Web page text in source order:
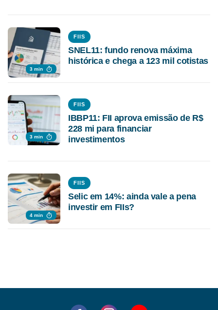
3 min
FIIS
SNEL11: fundo renova máxima
histórica e chega a 123 mil cotistas
3 min
FIIS
IBBP11: FII aprova emissão de R$
228 mi para financiar
investimentos
4 min
FIIS
Selic em 14%: ainda vale a pena
investir em FIIs?